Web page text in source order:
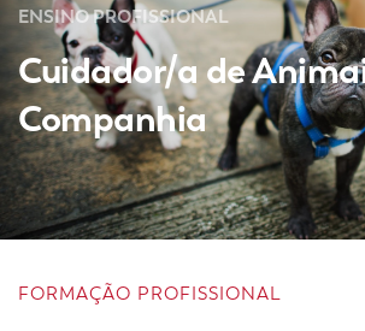
ENSINO PROFISSIONAL
Cuidador/a de
Companhia
FORMAÇÃO PROFISSIONAL